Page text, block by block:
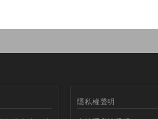
隱私權聲明